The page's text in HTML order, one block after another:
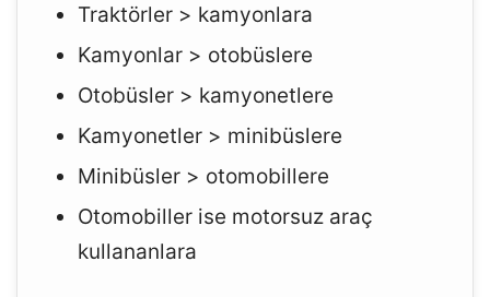
Traktörler > kamyonlara
Kamyonlar > otobüslere
Otobüsler > kamyonetlere
Kamyonetler > minibüslere
Minibüsler > otomobillere
Otomobiller ise motorsuz araç
kullananlara